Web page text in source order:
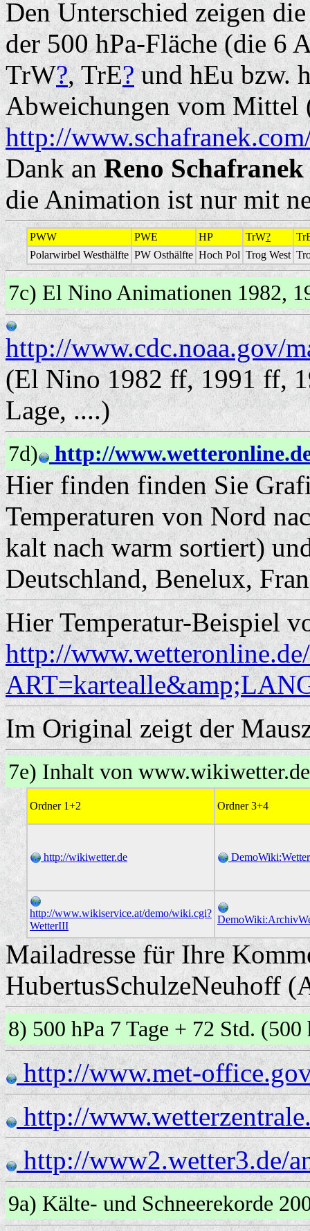
Den Unterschied zeigen
der 500 hPa-Fläche (die 6
TrW?, TrE?und hEu bzw.
Abweichungen vom
http://
Dank anReno Schafranek
die Animation ist nur mit
PWW PWE HP TrW?
Polarwirbel Westhälfte PW Osthälfte Hoch Pol Trog West
7c) El Nino Animationen 1982,
http://www.cdc.noaa.gov/
(El Nino 1982 ff, 1991 ff,
Lage, ....)
7d) http://
Hier finden finden Sie
Temperaturen von Nord
kalt nach warm sortiert)
Deutschland, Benelux,
Hier Temperatur-Beispiel
http://
Im Original zeigt der
7e) Inhalt von
Ordner 1+2 Ordner 3+4
http://wikiwetter.de
http://www.wikiservice.at/demo/wiki.cgi?
WetterIII
Mailadresse für Ihre
HubertusSchulzeNeuhoff
8) 500 hPa 7 Tage + 72 Std.
http://www.met-
http://
http://www2.wetter3.de/
9a) Kälte- und Schneerekorde